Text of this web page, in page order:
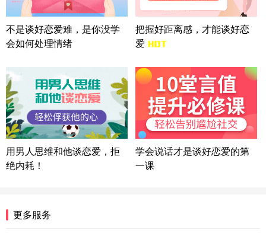
广东-广州 188****5632
12分钟前
微信用户 司马锘 通过此页面咨询，已获得专属情感
方案
湖北-武汉 135****7410
陕西-西安 139****6283
3分钟前
微信用户 喜欢下雨天^ 通过此页面咨询，已获得专属
情感方案
浙江-宁波 150****8921
28分钟前
微信用户 逆光下的微笑 通过此页面咨询，已获得专
属情感方案
湖南-长沙 187****3359
不是谈好恋爱难，是你没学
会如何处理情绪
把握好距离感，才能谈好恋
爱
用男人思维和他谈恋爱，拒
绝内耗！
学会说话才是谈好恋爱的第
一课
更多服务